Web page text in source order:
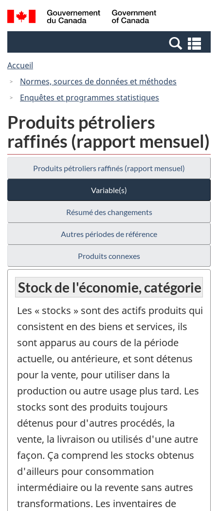
Passer
au
Passer
à
Canada
Recherche
et
et
Accueil
Normes, sources de données et méthodes
Enquêtes et programmes statistiques
Produits pétroliers
raffinés (rapport mensuel)
Produits pétroliers raffinés (rapport mensuel)
Variable(s)
Résumé des changements
Autres périodes de référence
Produits connexes
Stock de l'économie, catégorie
Les « stocks » sont des actifs produits qui
consistent en des biens et services, ils
sont apparus au cours de la période
actuelle, ou antérieure, et sont détenus
pour la vente, pour utiliser dans la
production ou autre usage plus tard. Les
stocks sont des produits toujours
détenus pour d'autres procédés, la
vente, la livraison ou utilisés d'une autre
façon. Ça comprend les stocks obtenus
d'ailleurs pour consommation
intermédiaire ou la revente sans autres
transformations. Les inventaires de